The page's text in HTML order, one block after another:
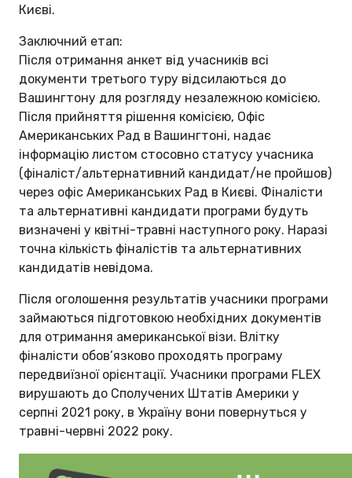
Києві.
Заключний етап:
Після отримання анкет від учасників всі
документи третього туру відсилаються до
Вашингтону для розгляду незалежною комісією.
Після прийняття рішення комісією, Офіс
Американських Рад в Вашингтоні, надає
інформацію листом стосовно статусу учасника
(фіналіст/альтернативний кандидат/не пройшов)
через офіс Американських Рад в Києві. Фіналісти
та альтернативні кандидати програми будуть
визначені у квітні-травні наступного року. Наразі
точна кількість фіналістів та альтернативних
кандидатів невідома.
Після оголошення результатів учасники програми
займаються підготовкою необхідних документів
для отримання американської візи. Влітку
фіналісти обов’язково проходять програму
передвиїзної орієнтації. Учасники програми FLEX
вирушають до Сполучених Штатів Америки у
серпні 2021 року, в Україну вони повернуться у
травні-червні 2022 року.